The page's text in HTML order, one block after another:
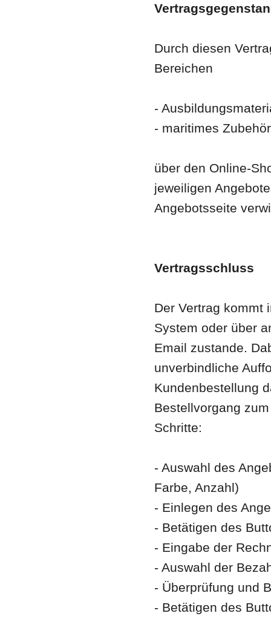
Durch diesen
Bereichen
-
- maritimes Zubehör
über den Online-
jeweiligen
Angebotsseite
Vertragsschluss
Der Vertrag kommt
System oder über
Email zustande.
unverbindliche
Kundenbestellung
Bestellvorgang
Schritte:
- Auswahl des
Farbe, Anzahl)
- Einlegen des
- Betätigen des
- Eingabe der
- Auswahl der
- Überprüfung und
- Betätigen des